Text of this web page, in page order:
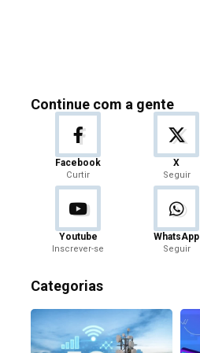
Continue com a gente
Facebook
Curtir
X
Seguir
Youtube
Inscrever-se
WhatsApp
Seguir
Categorias